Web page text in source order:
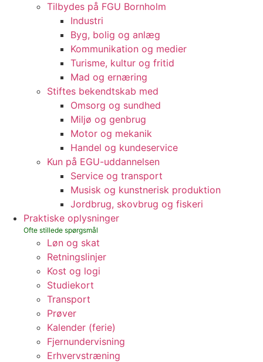
Tilbydes på FGU Bornholm
Industri
Byg, bolig og anlæg
Kommunikation og medier
Turisme, kultur og fritid
Mad og ernæring
Stiftes bekendtskab med
Omsorg og sundhed
Miljø og genbrug
Motor og mekanik
Handel og kundeservice
Kun på EGU-uddannelsen
Service og transport
Musisk og kunstnerisk produktion
Jordbrug, skovbrug og fiskeri
Praktiske oplysninger
Løn og skat
Retningslinjer
Kost og logi
Studiekort
Transport
Prøver
Kalender (ferie)
Fjernundervisning
Erhvervstræning